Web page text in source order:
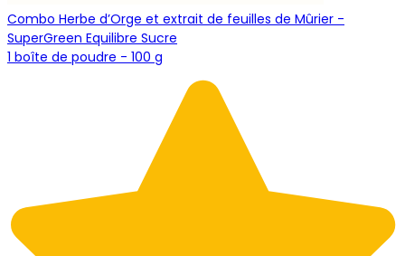
Combo Herbe d’Orge et extrait de feuilles de Mûrier -
SuperGreen Equilibre Sucre
1 boîte de poudre - 100 g